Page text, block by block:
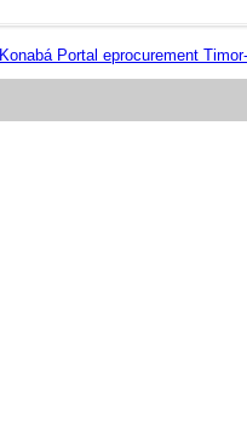
Konabá Portal eprocurement